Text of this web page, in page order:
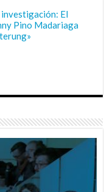
El
Pino Madariaga